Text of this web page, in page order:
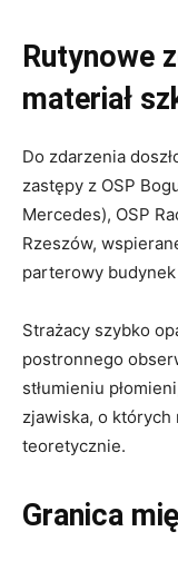
Rutynowe
materiał
Do zdarzenia
zastępy z OSP
Mercedes), OSP
Rzeszów,
parterowy
Strażacy szybko
postronnego
stłumieniu
zjawiska, o których
teoretycznie.
Granica